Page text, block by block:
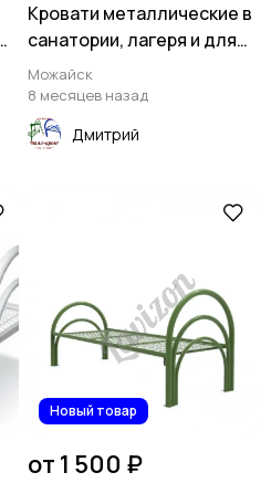
Кровати металлические в
санатории, лагеря и для
дачи
Можайск
8 месяцев назад
Дмитрий
Новый товар
от 1 500 ₽